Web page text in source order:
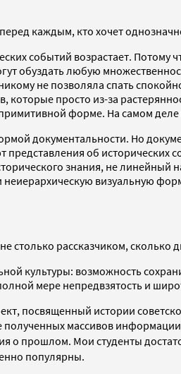
каждым, кто хочет
событий возрастает.
обуздать любую
не позволяла спать
просто из-за
форме. На самом
документальности. Но
представления об
знания, не линейный
визуальную
столько рассказчиком,
культуры: возможность
мере непредвзятость и
посвященный истории
полученных массивов
прошлом. Мои студенты
популярны.